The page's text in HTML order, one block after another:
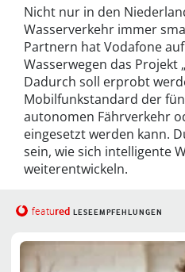
Nicht nur in den
Wasserverkehr immer
Partnern hat Vodafone
Wasserwegen das Projekt „
Dadurch soll erprobt
Mobilfunkstandard der
autonomen Fährverkehr
eingesetzt werden kann.
sein, wie sich intelligente
weiterentwickeln.
featured LESEEMPFEHLUNGEN